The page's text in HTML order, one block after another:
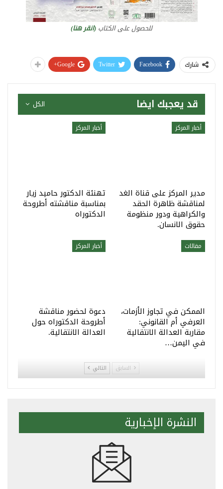
للحصول على الكتاب (انقر هنا)
شارك Facebook
Twitter
Google+
الكل قد يعجبك ايضا
أخبار المركز
مدير المركز على قناة الغد
لمناقشة ظاهرة الحقد
والكراهية ودور منظومة
حقوق الانسان.
أخبار المركز
تهنئة الدكتور حاميد زيار
بمناسبة مناقشته أطروحة
الدكتوراه
مقالات
الممكن في تجاوز الأزمات،
العرفي أم القانوني:
مقاربة العدالة الانتقالية
في اليمن…
أخبار المركز
دعوة لحضور مناقشة
أطروحة الدكتوراه حول
العدالة الانتقالية.
السابق التالي
النشرة الإخبارية